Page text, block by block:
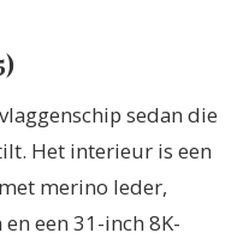
sedan die
Het interieur is een
merino leder,
een 31-inch 8K-